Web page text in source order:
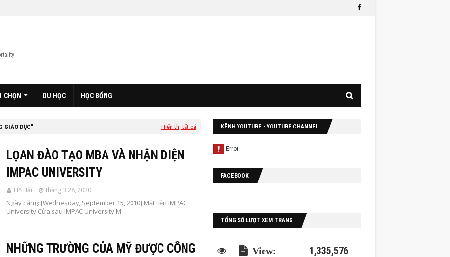
CHỌN DU HỌC HỌC BỔNG
GIÁO DỤC Hiển thị tất cả
LỌAN ĐÀO TẠO MBA VÀ NHẬN DIỆN
IMPAC UNIVERSITY
Hồ Hải tháng 3 28, 2020
Ngày đăng: [Wednesday, September 15, 2010] Mặt tiền IMPAC
University Cửa sau IMPAC University M…
NHỮNG TRƯỜNG CỦA MỸ ĐƯỢC CÔNG
KÊNH YOUTUBE - YOUTUBE CHANNEL
FACEBOOK
TỔNG SỐ LƯỢT XEM TRANG
1,335,576